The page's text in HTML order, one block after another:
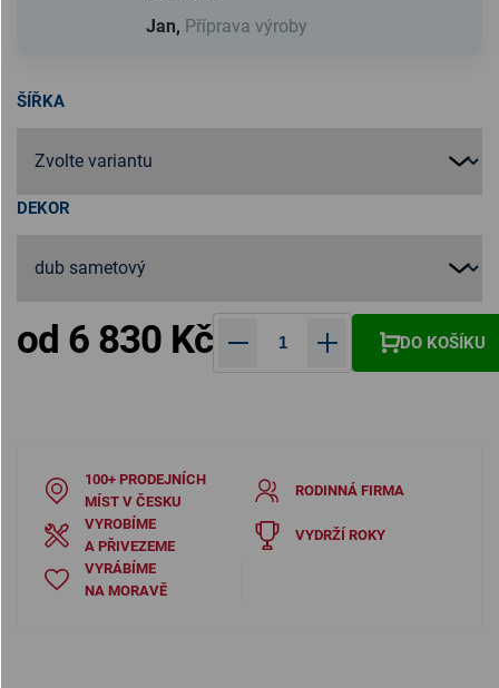
Jan, Příprava výroby
ŠÍŘKA
DEKOR
od 6 830 Kč DO KOŠÍKU
100+ PRODEJNÍCH
MÍST V ČESKU
RODINNÁ FIRMA
VYROBÍME
A PŘIVEZEME
VYDRŽÍ ROKY
VYRÁBÍME
NA MORAVĚ